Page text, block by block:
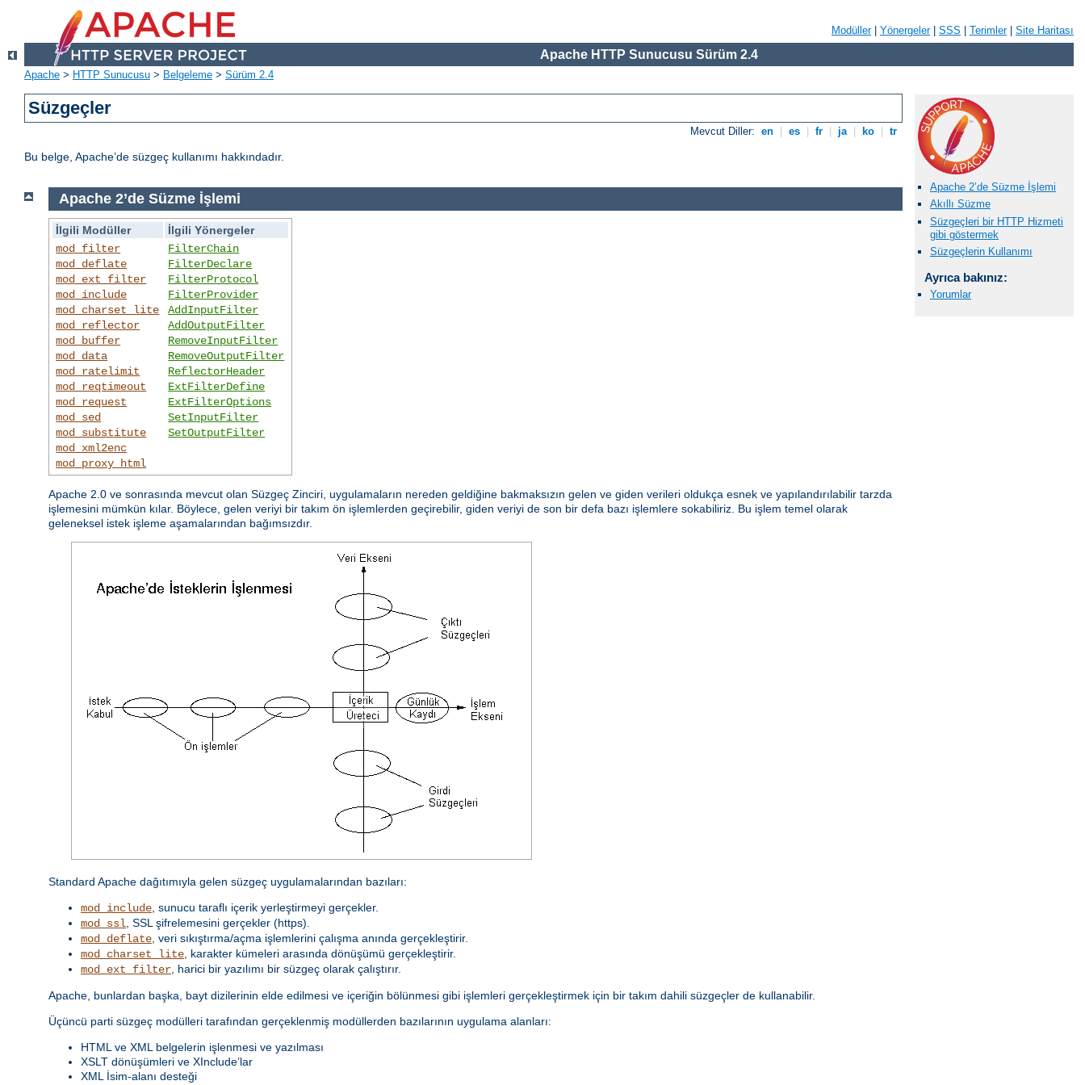
Modüller| Yönergeler| SSS Terimler| Site Haritası
Apache HTTP Sunucusu Sürüm 2.4
Apache > HTTP Sunucusu > Belgeleme > Sürüm 2.4
Süzgeçler
Mevcut Diller: en es fr ja ko tr
Bu belge, Apache’de süzgeç kullanımı hakkındadır.
Apache 2’de Süzme İşlemi
Akıllı Süzme
Süzgeçleri bir HTTP Hizmeti
gibi göstermek
Süzgeçlerin Kullanımı
Ayrıca bakınız:
Yorumlar
Apache 2’de Süzme İşlemi
İlgili Modüller
İlgili Yönergeler
mod_filter
mod_deflate
mod_ext_filter
mod_include
mod_charset_lite
mod_reflector
mod_buffer
mod_data
mod_ratelimit
mod_reqtimeout
mod_request
mod_sed
mod_substitute
mod_xml2enc
mod_proxy_html
FilterChain
FilterDeclare
FilterProtocol
FilterProvider
AddInputFilter
AddOutputFilter
RemoveInputFilter
RemoveOutputFilter
ReflectorHeader
ExtFilterDefine
ExtFilterOptions
SetInputFilter
SetOutputFilter
Apache 2.0 ve sonrasında mevcut olan Süzgeç Zinciri, uygulamaların nereden geldiğine bakmaksızın gelen ve giden verileri oldukça esnek ve yapılandırılabilir tarzda
işlemesini mümkün kılar. Böylece, gelen veriyi bir takım ön işlemlerden geçirebilir, giden veriyi de son bir defa bazı işlemlere sokabiliriz. Bu işlem temel olarak
geleneksel istek işleme aşamalarından bağımsızdır.
Standard Apache dağıtımıyla gelen süzgeç uygulamalarından bazıları:
mod_include , sunucu taraflı içerik yerleştirmeyi gerçekler.
mod_ssl , SSL şifrelemesini gerçekler (https).
mod_deflate , veri sıkıştırma/açma işlemlerini çalışma anında gerçekleştirir.
mod_charset_lite , karakter kümeleri arasında dönüşümü gerçekleştirir.
mod_ext_filter , harici bir yazılımı bir süzgeç olarak çalıştırır.
Apache, bunlardan başka, bayt dizilerinin elde edilmesi ve içeriğin bölünmesi gibi işlemleri gerçekleştirmek için bir takım dahili süzgeçler de kullanabilir.
Üçüncü parti süzgeç modülleri tarafından gerçeklenmiş modüllerden bazılarının uygulama alanları:
HTML ve XML belgelerin işlenmesi ve yazılması
XSLT dönüşümleri ve XInclude’lar
XML İsim-alanı desteği